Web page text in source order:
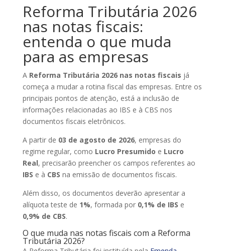
Reforma Tributária 2026
nas notas fiscais:
entenda o que muda
para as empresas
A Reforma Tributária 2026 nas notas fiscais já
começa a mudar a rotina fiscal das empresas. Entre os
principais pontos de atenção, está a inclusão de
informações relacionadas ao IBS e à CBS nos
documentos fiscais eletrônicos.
A partir de 03 de agosto de 2026, empresas do
regime regular, como Lucro Presumido e Lucro
Real, precisarão preencher os campos referentes ao
IBS e à CBS na emissão de documentos fiscais.
Além disso, os documentos deverão apresentar a
alíquota teste de 1%, formada por 0,1% de IBS e
0,9% de CBS.
O que muda nas notas fiscais com a Reforma
Tributária 2026?